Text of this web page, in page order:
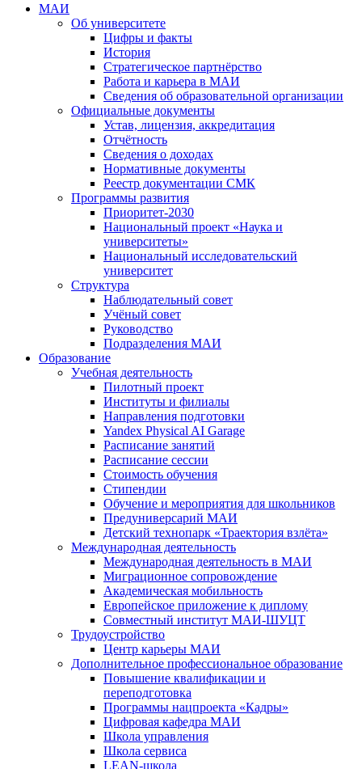
МАИ
Об университете
Цифры и факты
История
Стратегическое партнёрство
Работа и карьера в МАИ
Сведения об образовательной организации
Официальные документы
Устав, лицензия, аккредитация
Отчётность
Сведения о доходах
Нормативные документы
Реестр документации СМК
Программы развития
Приоритет-2030
Национальный проект «Наука и
университеты»
Национальный исследовательский
университет
Структура
Наблюдательный совет
Учёный совет
Руководство
Подразделения МАИ
Образование
Учебная деятельность
Пилотный проект
Институты и филиалы
Направления подготовки
Yandex Physical AI Garage
Расписание занятий
Расписание сессии
Стоимость обучения
Стипендии
Обучение и мероприятия для школьников
Предуниверсарий МАИ
Детский технопарк «Траектория взлёта»
Международная деятельность
Международная деятельность в МАИ
Миграционное сопровождение
Академическая мобильность
Европейское приложение к диплому
Совместный институт МАИ-ШУЦТ
Трудоустройство
Центр карьеры МАИ
Дополнительное профессиональное образование
Повышение квалификации и
переподготовка
Программы нацпроекта «Кадры»
Цифровая кафедра МАИ
Школа управления
Школа сервиса
LEAN-школа